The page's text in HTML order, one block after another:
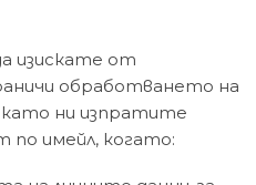
изискате от
обработването на
като ни изпратите
по имейл, когато: